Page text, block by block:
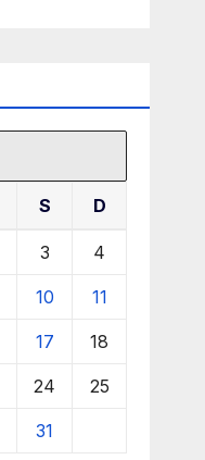
S D
3 4
10 11
17 18
24 25
31